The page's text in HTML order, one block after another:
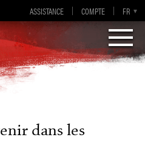
ASSISTANCE COMPTE FR
EN
DE
ES
EN-GB
Guild Wars 2
dans les